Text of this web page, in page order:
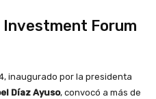
Forum
inaugurado por la presidenta
Díaz Ayuso, convocó a más de